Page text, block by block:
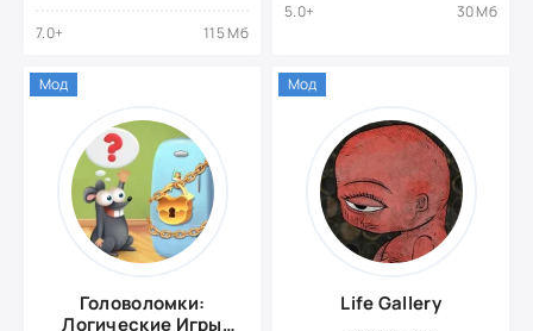
7.0+ 115 Мб
5.0+ 30 Мб
Головоломки:
Логические Игры
Мод
Life Gallery
Мод